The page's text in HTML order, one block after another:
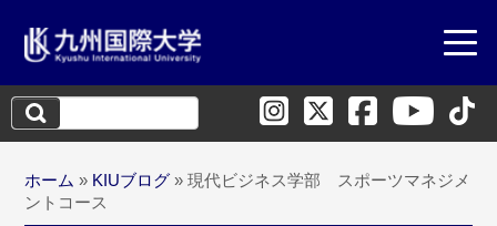
検
索:
ホーム » KIUブログ » 現代ビジネス学部 スポーツマネジメ
ントコース